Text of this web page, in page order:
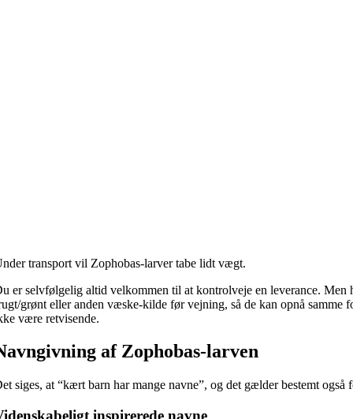
transport vil Zophobas-larver tabe lidt vægt.
er selvfølgelig altid velkommen til at kontrolveje en leverance.
grønt eller anden væske-kilde før vejning, så de kan opnå samme
være retvisende.
af Zophobas-larven
siges, at “kært barn har mange navne”, og det gælder bestemt
inspirerede navne